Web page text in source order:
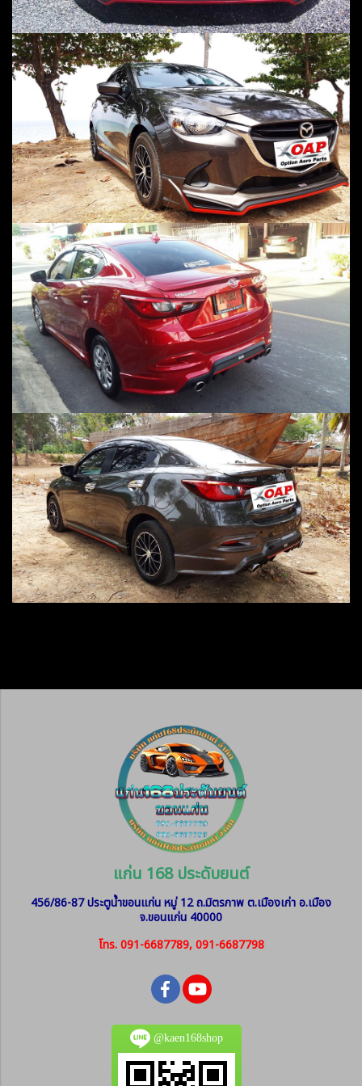
แก่น 168 ประดับยนต์
456/86-87 ประตูน้ำขอนแก่น หมู่ 12ถ.มิตรภาพ ต.เมืองเก่า อ.เมือง
จ.ขอนแก่น 40000
โทร. 091-6687789, 091-6687798
@kaen168shop